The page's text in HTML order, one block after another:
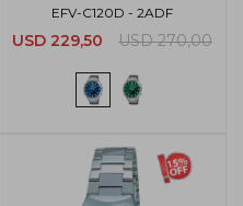
EFV-C120D - 2ADF
USD 229,50 USD 270,00